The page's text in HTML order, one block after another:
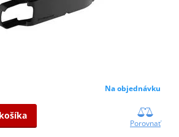
Na objednávku
Porovnať